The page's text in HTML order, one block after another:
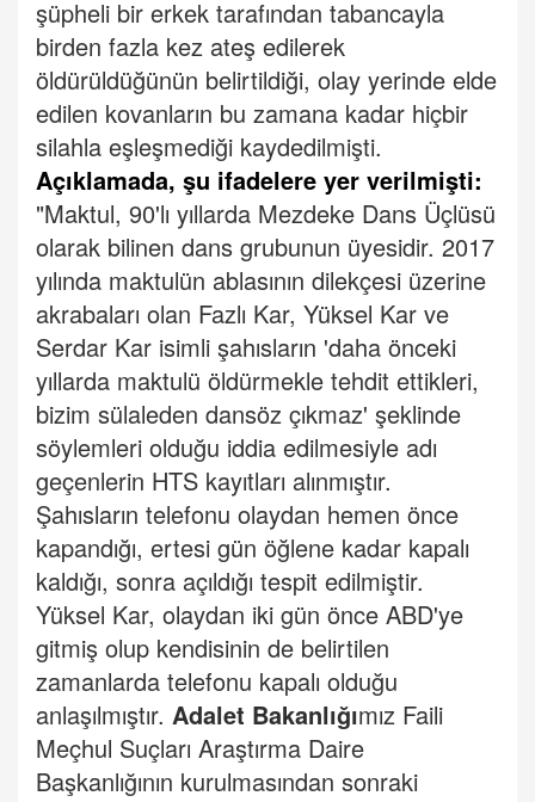
şüpheli bir erkek tarafından tabancayla
birden fazla kez ateş edilerek
öldürüldüğünün belirtildiği, olay yerinde elde
edilen kovanların bu zamana kadar hiçbir
silahla eşleşmediği kaydedilmişti.
Açıklamada, şu ifadelere yer verilmişti:
"Maktul, 90'lı yıllarda Mezdeke Dans Üçlüsü
olarak bilinen dans grubunun üyesidir. 2017
yılında maktulün ablasının dilekçesi üzerine
akrabaları olan Fazlı Kar, Yüksel Kar ve
Serdar Kar isimli şahısların 'daha önceki
yıllarda maktulü öldürmekle tehdit ettikleri,
bizim sülaleden dansöz çıkmaz' şeklinde
söylemleri olduğu iddia edilmesiyle adı
geçenlerin HTS kayıtları alınmıştır.
Şahısların telefonu olaydan hemen önce
kapandığı, ertesi gün öğlene kadar kapalı
kaldığı, sonra açıldığı tespit edilmiştir.
Yüksel Kar, olaydan iki gün önce ABD'ye
gitmiş olup kendisinin de belirtilen
zamanlarda telefonu kapalı olduğu
anlaşılmıştır. Adalet Bakanlığımız Faili
Meçhul Suçları Araştırma Daire
Başkanlığının kurulmasından sonraki